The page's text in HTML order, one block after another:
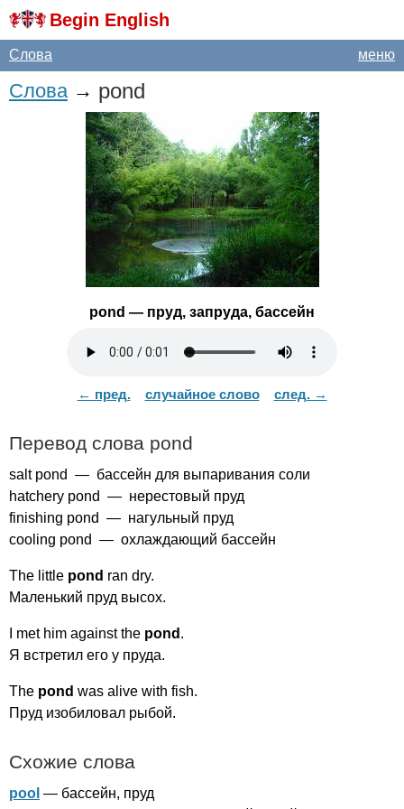
Begin English
меню
Слова
Слова→ pond
pond — пруд, запруда, бассейн
← пред. случайное слово след. →
Перевод слова pond
salt pond — бассейн для выпаривания соли
hatchery pond — нерестовый пруд
finishing pond — нагульный пруд
cooling pond — охлаждающий бассейн
The little pond ran dry.
Маленький пруд высох.
met him against the pond .
Я встретил его у пруда.
The pond was alive with fish.
Пруд изобиловал рыбой.
Схожие слова
pool — бассейн, пруд